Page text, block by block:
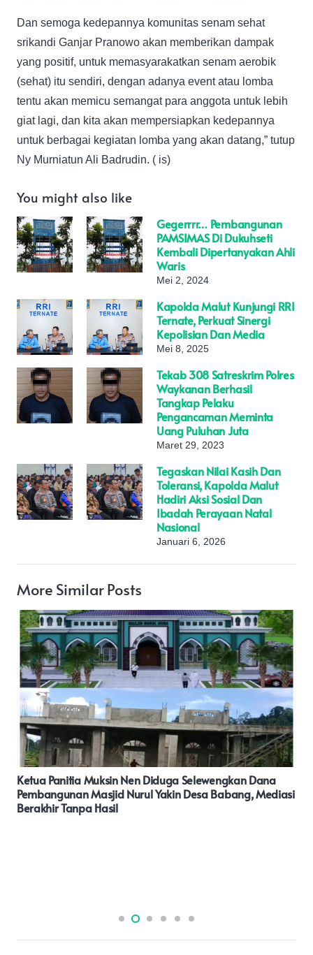
Dan semoga kedepannya komunitas senam sehat
srikandi Ganjar Pranowo akan memberikan dampak
yang positif, untuk memasyarakatkan senam aerobik
(sehat) itu sendiri, dengan adanya event atau lomba
tentu akan memicu semangat para anggota untuk lebih
giat lagi, dan kita akan mempersiapkan kedepannya
untuk berbagai kegiatan lomba yang akan datang,” tutup
Ny Murniatun Ali Badrudin. ( is)
You might also like
Gegerrrr… Pembangunan
PAMSIMAS Di Dukuhseti
Kembali Dipertanyakan Ahli
Waris
Mei 2, 2024
Kapolda Malut Kunjungi RRI
Ternate, Perkuat Sinergi
Kepolisian Dan Media
Mei 8, 2025
Tekab 308 Satreskrim Polres
Waykanan Berhasil
Tangkap Pelaku
Pengancaman Meminta
Uang Puluhan Juta
Maret 29, 2023
Tegaskan Nilai Kasih Dan
Toleransi, Kapolda Malut
Hadiri Aksi Sosial Dan
Ibadah Perayaan Natal
Nasional
Januari 6, 2026
More Similar Posts